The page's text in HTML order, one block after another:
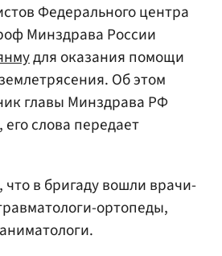
Федерального центра
Минздрава России
для оказания помощи
Об этом
главы Минздрава РФ
, его слова передает
что в бригаду вошли врачи-
ортопеды,